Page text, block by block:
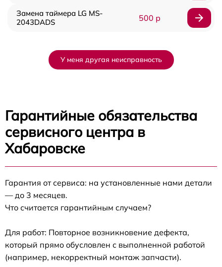
Замена таймера LG MS-
2043DADS
500 р
У меня другая неисправность
Гарантийные обязательства
сервисного центра в
Хабаровске
Гарантия от сервиса: на установленные нами детали
— до 3 месяцев.
Что считается гарантийным случаем?
Для работ: Повторное возникновение дефекта,
который прямо обусловлен с выполненной работой
(например, некорректный монтаж запчасти).